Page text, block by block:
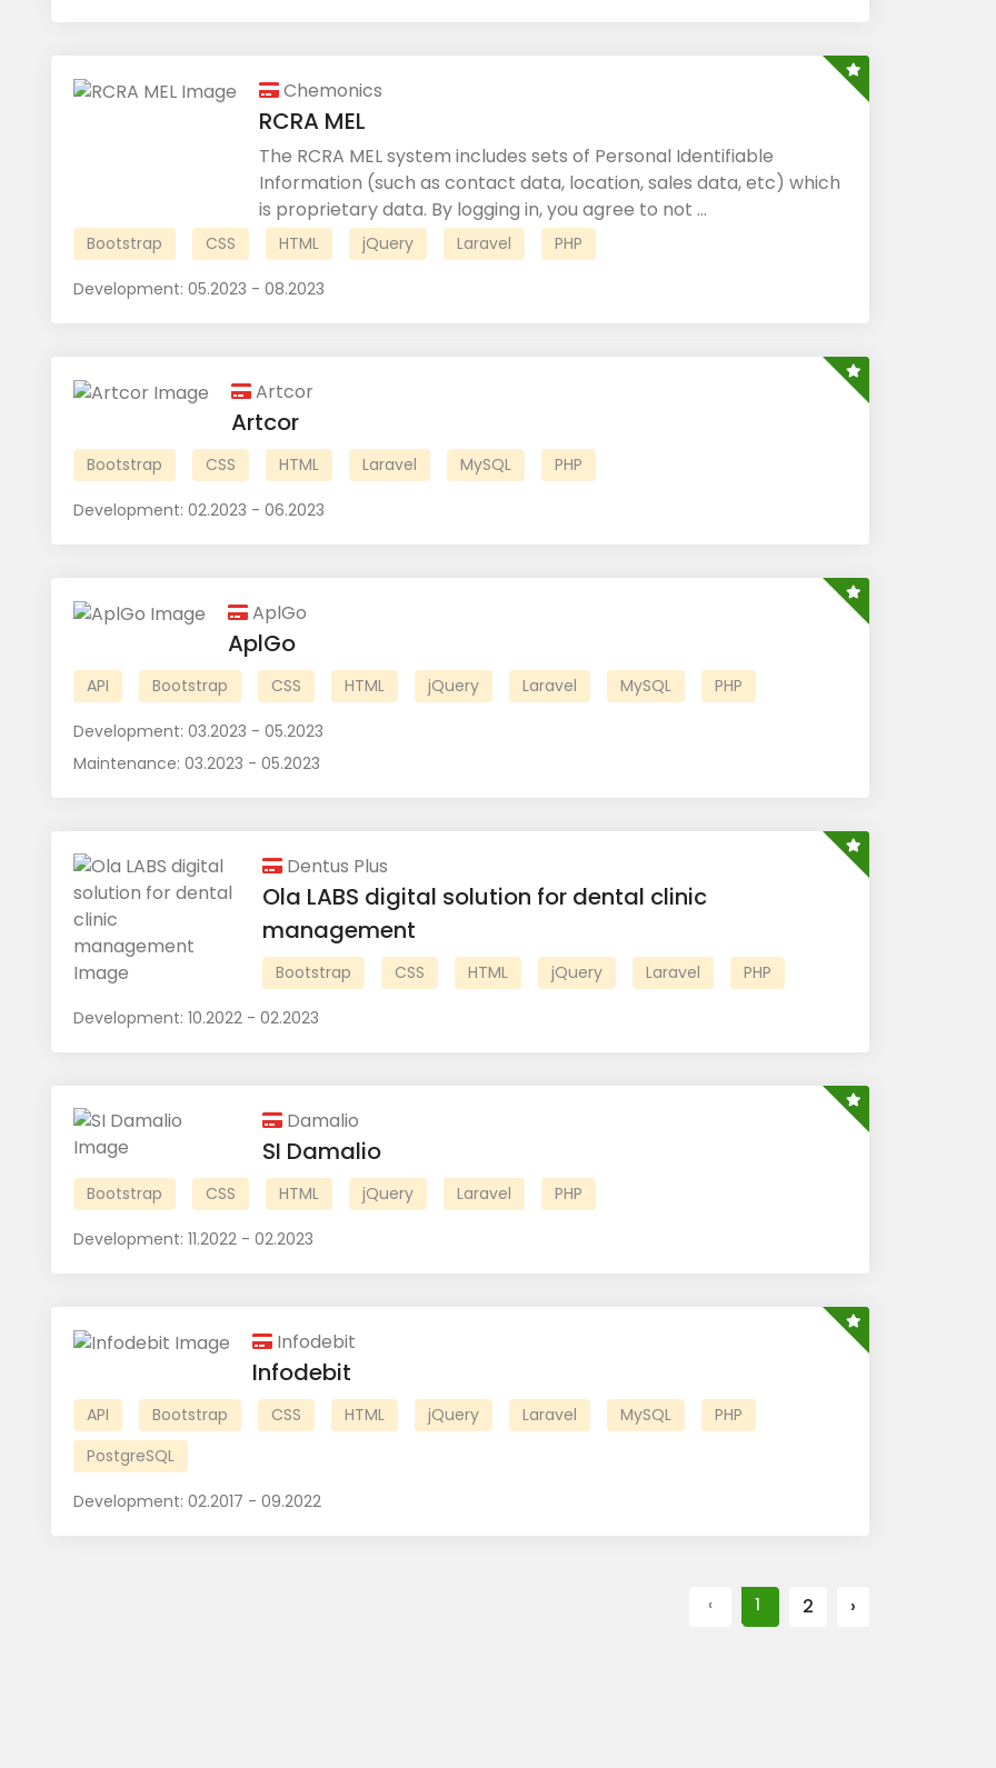
Chemonics
RCRA MEL
The RCRA MEL system includes sets of Personal Identifiable
Information (such as contact data, location, sales data, etc) which
is proprietary data. By logging in, you agree to not ...
Bootstrap CSS HTML jQuery Laravel PHP
Development: 05.2023 - 08.2023
Artcor
Artcor
Bootstrap CSS HTML Laravel MySQL PHP
Development: 02.2023 - 06.2023
AplGo
AplGo
API Bootstrap CSS HTML jQuery Laravel MySQL PHP
Development: 03.2023 - 05.2023
Maintenance: 03.2023 - 05.2023
Dentus Plus
Ola LABS digital solution for dental clinic
management
Bootstrap CSS HTML jQuery Laravel PHP
Development: 10.2022 - 02.2023
Damalio
SI Damalio
Bootstrap CSS HTML jQuery Laravel PHP
Development: 11.2022 - 02.2023
Infodebit
Infodebit
API Bootstrap CSS HTML jQuery Laravel MySQL
PHP
PostgreSQL
Development: 02.2017 - 09.2022
‹ 1 2 ›